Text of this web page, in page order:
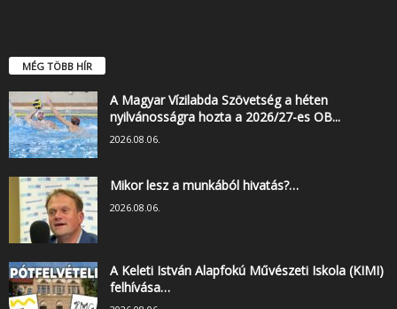
MÉG TÖBB HÍR
A Magyar Vízilabda Szövetség a héten
nyilvánosságra hozta a 2026/27-es OB...
2026.08.06.
Mikor lesz a munkából hivatás?…
2026.08.06.
A Keleti István Alapfokú Művészeti Iskola (KIMI)
felhívása…